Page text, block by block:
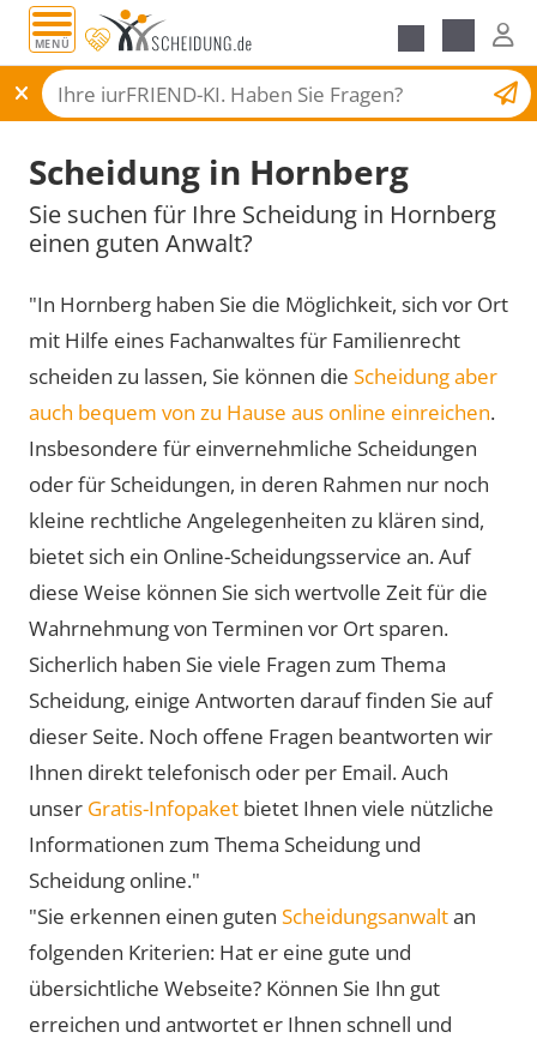
MENÜ
Scheidungsantrag
Scheidung in Hornberg
Sie suchen für Ihre Scheidung in Hornberg
einen guten Anwalt?
"In Hornberg haben Sie die Möglichkeit, sich vor Ort
mit Hilfe eines Fachanwaltes für Familienrecht
scheiden zu lassen, Sie können die Scheidung aber
auch bequem von zu Hause aus online einreichen.
Insbesondere für einvernehmliche Scheidungen
oder für Scheidungen, in deren Rahmen nur noch
kleine rechtliche Angelegenheiten zu klären sind,
bietet sich ein Online-Scheidungsservice an. Auf
diese Weise können Sie sich wertvolle Zeit für die
Wahrnehmung von Terminen vor Ort sparen.
Sicherlich haben Sie viele Fragen zum Thema
Scheidung, einige Antworten darauf finden Sie auf
dieser Seite. Noch offene Fragen beantworten wir
Ihnen direkt telefonisch oder per Email. Auch
unser Gratis-Infopaket bietet Ihnen viele nützliche
Informationen zum Thema Scheidung und
Scheidung online."
"Sie erkennen einen guten Scheidungsanwaltan
folgenden Kriterien: Hat er eine gute und
übersichtliche Webseite? Können Sie Ihn gut
erreichen und antwortet er Ihnen schnell und